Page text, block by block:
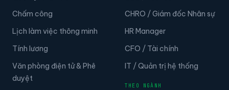
Chấm công
Lịch làm việc thông minh
Tính lương
Văn phòng điện tử & Phê
duyệt
CHRO / Giám đốc Nhân sự
HR Manager
CFO / Tài chính
IT / Quản trị hệ thống
THEO NGÀNH